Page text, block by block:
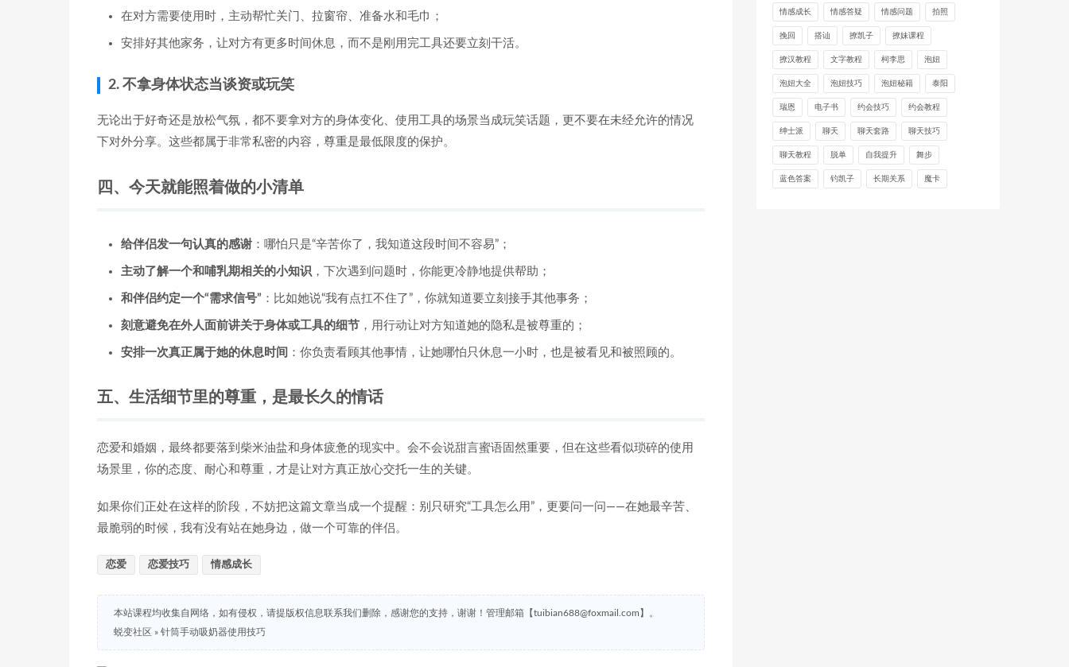
在对方需要使用时，主动帮忙关门、拉窗帘、准备水和毛巾；
安排好其他家务，让对方有更多时间休息，而不是刚用完工具还要立刻干活。
2. 不拿身体状态当谈资或玩笑
无论出于好奇还是放松气氛，都不要拿对方的身体变化、使用工具的场景当成玩笑话题，更不要在未经允许的情况
下对外分享。这些都属于非常私密的内容，尊重是最低限度的保护。
四、今天就能照着做的小清单
给伴侣发一句认真的感谢 ：哪怕只是“辛苦你了，我知道这段时间不容易”；
主动了解一个和哺乳期相关的小知识 ，下次遇到问题时，你能更冷静地提供帮助；
和伴侣约定一个“需求信号” ：比如她说“我有点扛不住了”，你就知道要立刻接手其他事务；
刻意避免在外人面前讲关于身体或工具的细节 ，用行动让对方知道她的隐私是被尊重的；
安排一次真正属于她的休息时间 ：你负责看顾其他事情，让她哪怕只休息一小时，也是被看见和被照顾的。
五、生活细节里的尊重，是最长久的情话
恋爱和婚姻，最终都要落到柴米油盐和身体疲惫的现实中。会不会说甜言蜜语固然重要，但在这些看似琐碎的使用
场景里，你的态度、耐心和尊重，才是让对方真正放心交托一生的关键。
如果你们正处在这样的阶段，不妨把这篇文章当成一个提醒：别只研究“工具怎么用”，更要问一问——在她最辛苦、
最脆弱的时候，我有没有站在她身边，做一个可靠的伴侣。
恋爱 恋爱技巧 情感成长
本站课程均收集自网络，如有侵权，请提版权信息联系我们删除，感谢您的支持，谢谢！管理邮箱【tuibian688@foxmail.com】。
蜕变社区 » 针筒手动吸奶器使用技巧
情感成长 情感答疑 情感问题 拍照
挽回 搭讪 撩凯子 撩妹课程
撩汉教程 文字教程 柯李思 泡妞
泡妞大全 泡妞技巧 泡妞秘籍 泰阳
瑞恩 电子书 约会技巧 约会教程
绅士派 聊天 聊天套路 聊天技巧
聊天教程 脱单 自我提升 舞步
蓝色答案 钓凯子 长期关系 魔卡